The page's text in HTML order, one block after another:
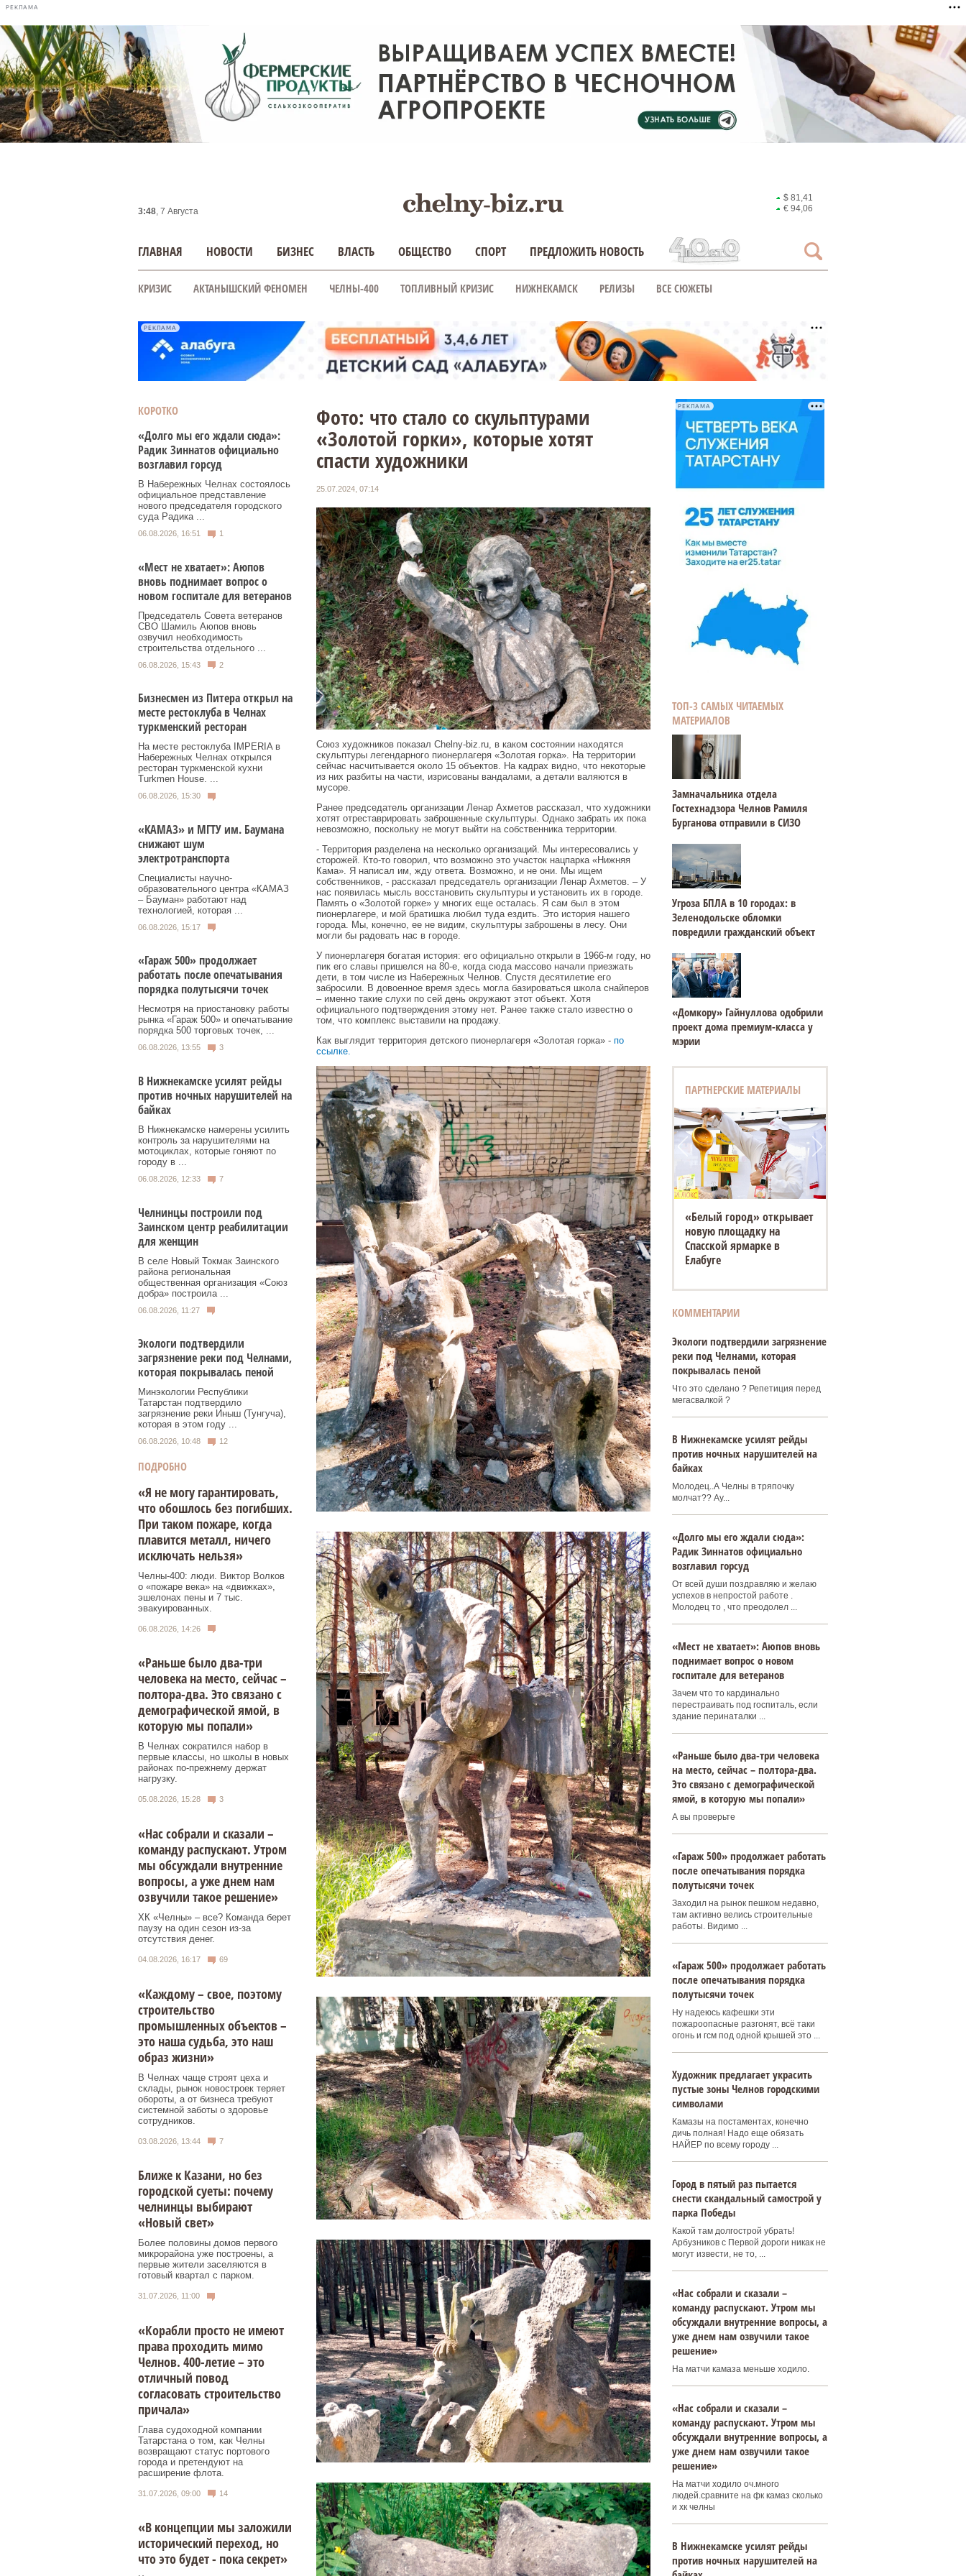
РЕКЛАМА
3:48, 7 Августа
$ 81,41
€ 94,06
ГЛАВНАЯ НОВОСТИ БИЗНЕС ВЛАСТЬ ОБЩЕСТВО СПОРТ ПРЕДЛОЖИТЬ НОВОСТЬ
КРИЗИС АКТАНЫШСКИЙ ФЕНОМЕН ЧЕЛНЫ-400 ТОПЛИВНЫЙ КРИЗИС НИЖНЕКАМСК РЕЛИЗЫ ВСЕ СЮЖЕТЫ
РЕКЛАМА
КОРОТКО
«Долго мы его ждали сюда»:
Радик Зиннатов официально
возглавил горсуд
В Набережных Челнах состоялось
официальное представление
нового председателя городского
суда Радика ...
06.08.2026, 16:51 1
«Мест не хватает»: Аюпов
вновь поднимает вопрос о
новом госпитале для ветеранов
Председатель Совета ветеранов
СВО Шамиль Аюпов вновь
озвучил необходимость
строительства отдельного ...
06.08.2026, 15:43 2
Бизнесмен из Питера открыл на
месте рестоклуба в Челнах
туркменский ресторан
На месте рестоклуба IMPERIA в
Набережных Челнах открылся
ресторан туркменской кухни
Turkmen House. ...
06.08.2026, 15:30
«КАМАЗ» и МГТУ им. Баумана
снижают шум
электротранспорта
Специалисты научно-
образовательного центра «КАМАЗ
– Бауман» работают над
технологией, которая ...
06.08.2026, 15:17
«Гараж 500» продолжает
работать после опечатывания
порядка полутысячи точек
Несмотря на приостановку работы
рынка «Гараж 500» и опечатывание
порядка 500 торговых точек, ...
06.08.2026, 13:55 3
В Нижнекамске усилят рейды
против ночных нарушителей на
байках
В Нижнекамске намерены усилить
контроль за нарушителями на
мотоциклах, которые гоняют по
городу в ...
06.08.2026, 12:33 7
Челнинцы построили под
Заинском центр реабилитации
для женщин
В селе Новый Токмак Заинского
района региональная
общественная организация «Союз
добра» построила ...
06.08.2026, 11:27
Экологи подтвердили
загрязнение реки под Челнами,
которая покрывалась пеной
Минэкологии Республики
Татарстан подтвердило
загрязнение реки Иныш (Тунгуча),
которая в этом году ...
06.08.2026, 10:48 12
ПОДРОБНО
«Я не могу гарантировать,
что обошлось без погибших.
При таком пожаре, когда
плавится металл, ничего
исключать нельзя»
Челны-400: люди. Виктор Волков
о «пожаре века» на «движках»,
эшелонах пены и 7 тыс.
эвакуированных.
06.08.2026, 14:26
«Раньше было два-три
человека на место, сейчас –
полтора-два. Это связано с
демографической ямой, в
которую мы попали»
В Челнах сократился набор в
первые классы, но школы в новых
районах по-прежнему держат
нагрузку.
05.08.2026, 15:28 3
«Нас собрали и сказали –
команду распускают. Утром
мы обсуждали внутренние
вопросы, а уже днем нам
озвучили такое решение»
ХК «Челны» – все? Команда берет
паузу на один сезон из-за
отсутствия денег.
04.08.2026, 16:17 69
«Каждому – свое, поэтому
строительство
промышленных объектов –
это наша судьба, это наш
образ жизни»
В Челнах чаще строят цеха и
склады, рынок новостроек теряет
обороты, а от бизнеса требуют
системной заботы о здоровье
сотрудников.
03.08.2026, 13:44 7
Ближе к Казани, но без
городской суеты: почему
челнинцы выбирают
«Новый свет»
Более половины домов первого
микрорайона уже построены, а
первые жители заселяются в
готовый квартал с парком.
31.07.2026, 11:00
«Корабли просто не имеют
права проходить мимо
Челнов. 400-летие – это
отличный повод
согласовать строительство
причала»
Глава судоходной компании
Татарстана о том, как Челны
возвращают статус портового
города и претендуют на
расширение флота.
31.07.2026, 09:00 14
«В концепции мы заложили
исторический переход, но
что это будет - пока секрет»
Фото: что стало со скульптурами
«Золотой горки», которые хотят
спасти художники
25.07.2024, 07:14
Союз художников показал Chelny-biz.ru, в каком состоянии находятся
скульптуры легендарного пионерлагеря «Золотая горка». На территории
сейчас насчитывается около 15 объектов. На кадрах видно, что некоторые
из них разбиты на части, изрисованы вандалами, а детали валяются в
мусоре.
Ранее председатель организации Ленар Ахметов рассказал, что художники
хотят отреставрировать заброшенные скульптуры. Однако забрать их пока
невозможно, поскольку не могут выйти на собственника территории.
- Территория разделена на несколько организаций. Мы интересовались у
сторожей. Кто-то говорил, что возможно это участок нацпарка «Нижняя
Кама». Я написал им, жду ответа. Возможно, и не они. Мы ищем
собственников, - рассказал председатель организации Ленар Ахметов. – У
нас появилась мысль восстановить скульптуры и установить их в городе.
Память о «Золотой горке» у многих еще осталась. Я сам был в этом
пионерлагере, и мой братишка любил туда ездить. Это история нашего
города. Мы, конечно, ее не видим, скульптуры заброшены в лесу. Они
могли бы радовать нас в городе.
У пионерлагеря богатая история: его официально открыли в 1966-м году, но
пик его славы пришелся на 80-е, когда сюда массово начали приезжать
дети, в том числе из Набережных Челнов. Спустя десятилетие его
забросили. В довоенное время здесь могла базироваться школа снайперов
– именно такие слухи по сей день окружают этот объект. Хотя
официального подтверждения этому нет. Ранее также стало известно о
том, что комплекс выставили на продажу.
Как выглядит территория детского пионерлагеря «Золотая горка» - по
ссылке.
РЕКЛАМА
ТОП-3 САМЫХ ЧИТАЕМЫХ
МАТЕРИАЛОВ
Замначальника отдела
Гостехнадзора Челнов Рамиля
Бурганова отправили в СИЗО
Угроза БПЛА в 10 городах: в
Зеленодольске обломки
повредили гражданский объект
«Домкору» Гайнуллова одобрили
проект дома премиум-класса у
мэрии
ПАРТНЕРСКИЕ МАТЕРИАЛЫ
«Белый город» открывает
новую площадку на
Спасской ярмарке в
Елабуге
КОММЕНТАРИИ
Экологи подтвердили загрязнение
реки под Челнами, которая
покрывалась пеной
Что это сделано ? Репетиция перед
мегасвалкой ?
В Нижнекамске усилят рейды
против ночных нарушителей на
байках
Молодец..А Челны в тряпочку
молчат?? Ау...
«Долго мы его ждали сюда»:
Радик Зиннатов официально
возглавил горсуд
От всей души поздравляю и желаю
успехов в непростой работе .
Молодец то , что преодолел ...
«Мест не хватает»: Аюпов вновь
поднимает вопрос о новом
госпитале для ветеранов
Зачем что то кардинально
перестраивать под госпиталь, если
здание перинаталки ...
«Раньше было два-три человека
на место, сейчас – полтора-два.
Это связано с демографической
ямой, в которую мы попали»
А вы проверьте
«Гараж 500» продолжает работать
после опечатывания порядка
полутысячи точек
Заходил на рынок пешком недавно,
там активно велись строительные
работы. Видимо ...
«Гараж 500» продолжает работать
после опечатывания порядка
полутысячи точек
Ну надеюсь кафешки эти
пожароопасные разгонят, всё таки
огонь и гсм под одной крышей это ...
Художник предлагает украсить
пустые зоны Челнов городскими
символами
Камазы на постаментах, конечно
дичь полная! Надо еще обязать
НАЙЕР по всему городу ...
Город в пятый раз пытается
снести скандальный самострой у
парка Победы
Какой там долгострой убрать!
Арбузников с Первой дороги никак не
могут извести, не то, ...
«Нас собрали и сказали –
команду распускают. Утром мы
обсуждали внутренние вопросы, а
уже днем нам озвучили такое
решение»
На матчи камаза меньше ходило.
«Нас собрали и сказали –
команду распускают. Утром мы
обсуждали внутренние вопросы, а
уже днем нам озвучили такое
решение»
На матчи ходило оч.много
людей.сравните на фк камаз сколько
и хк челны
В Нижнекамске усилят рейды
против ночных нарушителей на